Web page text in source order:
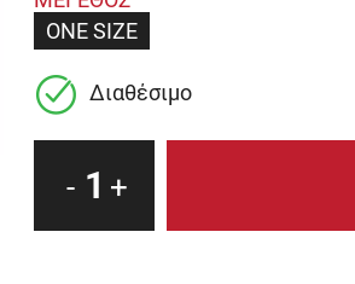
ONE SIZE
Διαθέσιμο
- 1 +